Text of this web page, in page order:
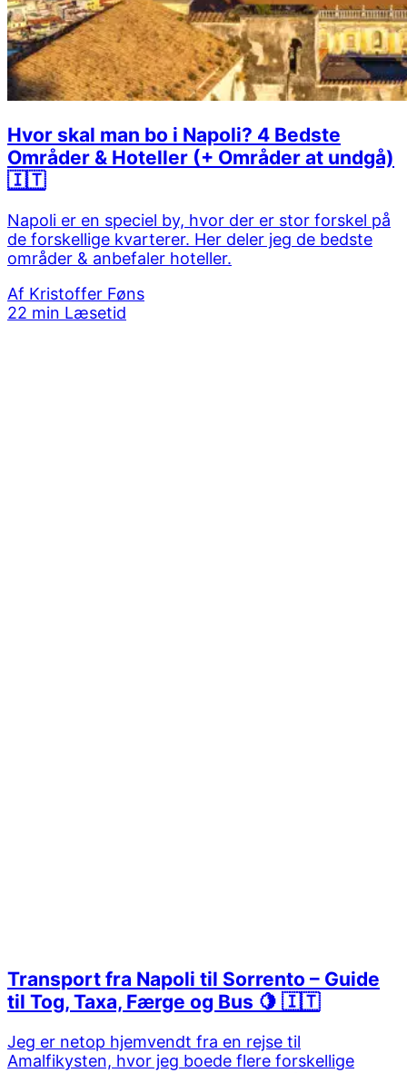
Hvor skal man bo i Napoli? 4 Bedste
Områder & Hoteller (+ Områder at undgå)
🇮🇹
Napoli er en speciel by, hvor der er stor forskel på
de forskellige kvarterer. Her deler jeg de bedste
områder & anbefaler hoteller.
Af Kristoffer Føns
22 min Læsetid
Transport fra Napoli til Sorrento – Guide
til Tog, Taxa, Færge og Bus 🍋 🇮🇹
Jeg er netop hjemvendt fra en rejse til
Amalfikysten, hvor jeg boede flere forskellige